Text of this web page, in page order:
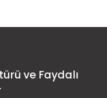
ve Faydalı